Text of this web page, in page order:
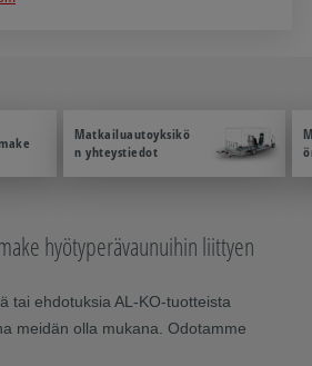
Matkailuautoyksikö
n yhteystiedot
hyötyperävaunuihin liittyen
tai ehdotuksia AL-KO-tuotteista
meidän olla mukana. Odotamme